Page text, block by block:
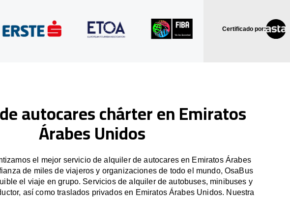
Certificado por:
autocares chárter en Emiratos
Árabes Unidos
el mejor servicio de alquiler de autocares en Emiratos Árabes
de miles de viajeros y organizaciones de todo el mundo, OsaBus
el viaje en grupo. Servicios de alquiler de autobuses, minibuses y
así como traslados privados en Emiratos Árabes Unidos. Nuestra